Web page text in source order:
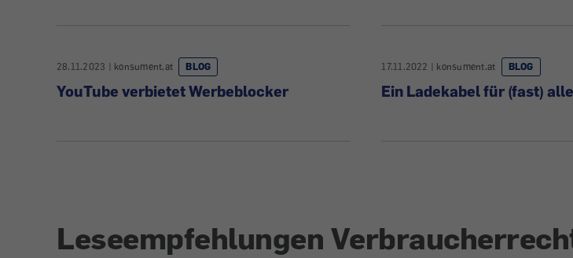
28.11.2023 | konsument.at BLOG
YouTube verbietet Werbeblocker
17.11.2022 | konsument.at BLOG
Ein Ladekabel für (fast)
Leseempfehlungen